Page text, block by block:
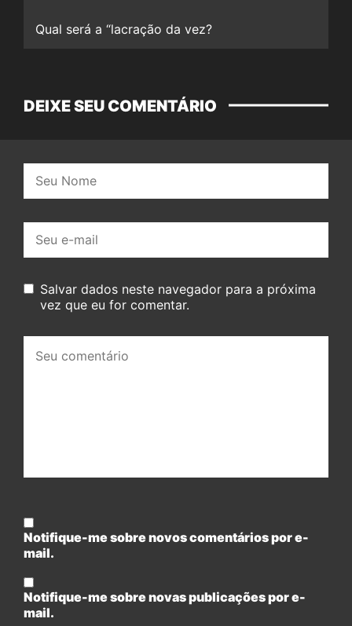
Qual será a “lacração da vez?
DEIXE SEU COMENTÁRIO
mail:
Salvar dados neste navegador para a próxima
vez que eu for comentar.
comentário:
Notifique-me sobre novos comentários por e-
mail.
Notifique-me sobre novas publicações por e-
mail.